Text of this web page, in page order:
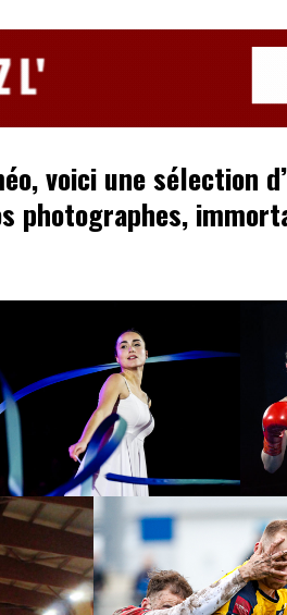
voici une sélection
photographes,